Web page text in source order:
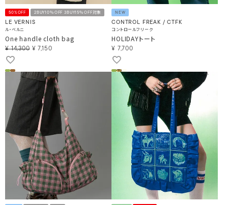
50%OFF 2BUY10％OFF 3BUY15％OFF対象
LE VERNIS
ル・ベルニ
One handle cloth bag
¥ 14,300 ¥ 7,150
NEW
CONTROL FREAK / CTFK
コントロールフリーク
HOLIDAYトート
¥ 7,700